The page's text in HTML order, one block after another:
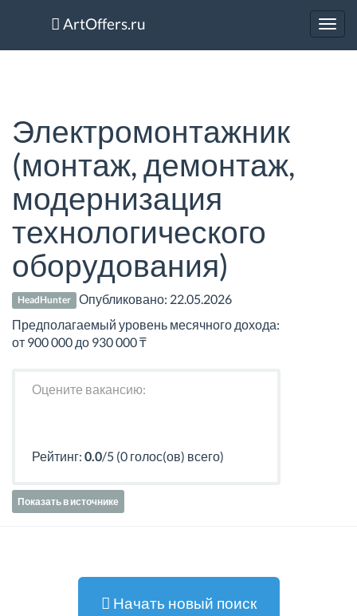
ArtOffers.ru
Электромонтажник
(монтаж, демонтаж,
модернизация
технологического
оборудования)
HeadHunter Опубликовано: 22.05.2026
Предполагаемый уровень месячного дохода:
от 900 000 до 930 000 ₸
Оцените вакансию:
Рейтинг: 0.0/5 (0 голос(ов) всего)
Показать в источнике
Начать новый поиск